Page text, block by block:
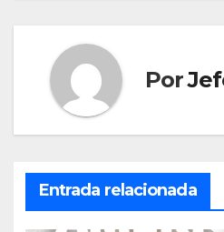
Por
Entrada relacionada